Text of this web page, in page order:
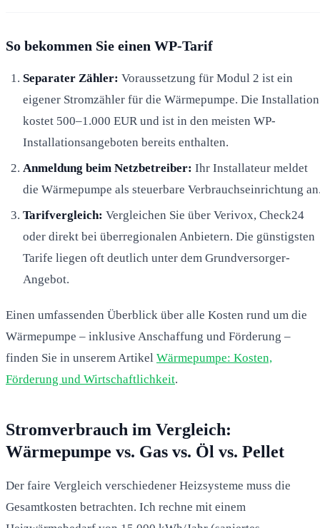
So bekommen Sie einen WP-Tarif
Separater Zähler: Voraussetzung für Modul 2 ist ein
eigener Stromzähler für die Wärmepumpe. Die Installation
kostet 500–1.000 EUR und ist in den meisten WP-
Installationsangeboten bereits enthalten.
Anmeldung beim Netzbetreiber: Ihr Installateur meldet
die Wärmepumpe als steuerbare Verbrauchseinrichtung
Tarifvergleich: Vergleichen Sie über Verivox, Check24
oder direkt bei überregionalen Anbietern. Die günstigsten
Tarife liegen oft deutlich unter dem Grundversorger-
Angebot.
Einen umfassenden Überblick über alle Kosten rund um die
Wärmepumpe – inklusive Anschaffung und Förderung –
finden Sie in unserem Artikel Wärmepumpe: Kosten,
Förderung und Wirtschaftlichkeit.
Stromverbrauch im Vergleich:
Wärmepumpe vs. Gas vs. Öl vs. Pellet
Der faire Vergleich verschiedener Heizsysteme muss die
Gesamtkosten betrachten. Ich rechne mit einem